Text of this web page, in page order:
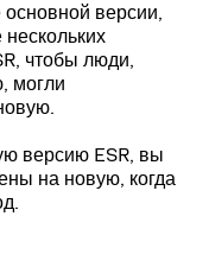
основной версии,
чтобы люди,
могли
версию ESR, вы
на новую, когда